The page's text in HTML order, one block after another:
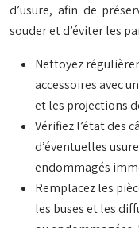
d’usure, afin de
souder et d’éviter les
Nettoyez
accessoires avec
et les projections
Vérifiez l’état des
d’éventuelles
endommagés
Remplacez les
les buses et les